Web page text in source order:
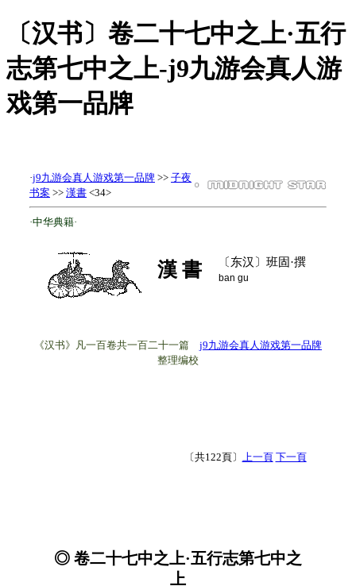
〔汉书〕卷二十七中之上·五行
志第七中之上-j9九游会真人游
戏第一品牌
·j9九游会真人游戏第一品牌 >> 子夜
书案 >> 漢書 <34>
·中华典籍·
漢 書 〔东汉〕班固·撰
ban gu
《汉书》凡一百卷共一百二十一篇 j9九游会真人游戏第一品牌
整理编校
〔共122頁〕 上一頁 下一頁
◎ 卷二十七中之上·五行志第七中之
上